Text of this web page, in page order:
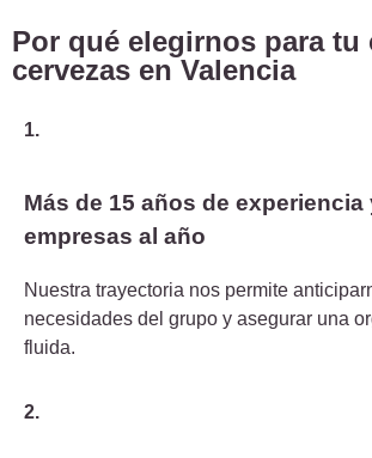
Por qué elegirnos para tu
cervezas en Valencia
1.
Más de 15 años de experiencia
empresas al año
Nuestra trayectoria nos permite
necesidades del grupo y asegurar una
fluida.
2.